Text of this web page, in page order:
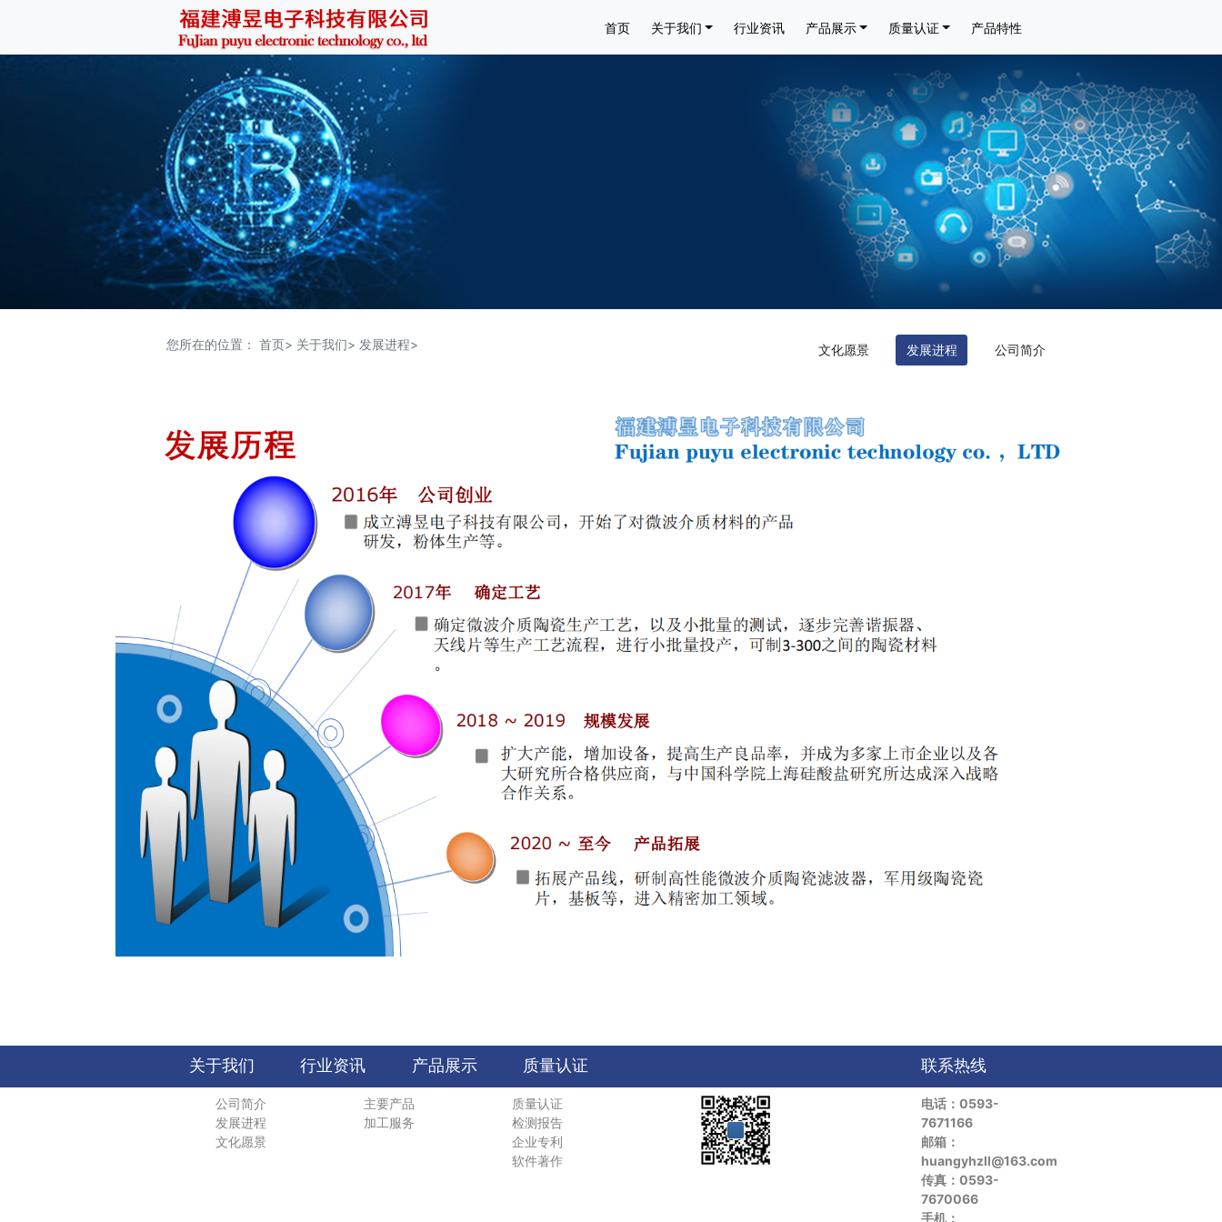
首页 关于我们 行业资讯 产品展示 质量认证 产品特性
您所在的位置： 首页> 关于我们> 发展进程> 文化愿景 发展进程 公司简介
关于我们 行业资讯 产品展示 质量认证 联系热线
公司简介
发展进程
文化愿景
主要产品
加工服务
质量认证
检测报告
企业专利
软件著作
电话：0593-
7671166
邮箱：
huangyhzll@163.com
传真：0593-
7670066
手机：